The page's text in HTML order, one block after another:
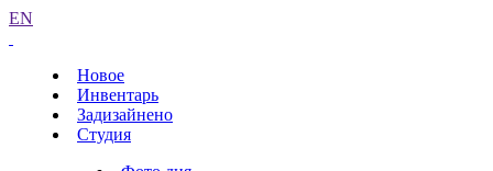
EN
Новое
Инвентарь
Задизайнено
Студия